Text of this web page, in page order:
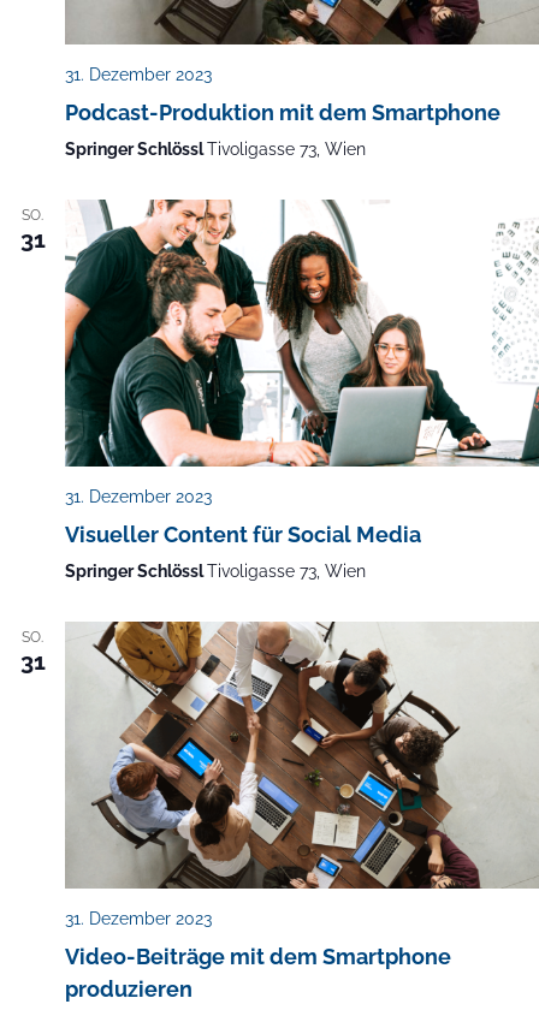
31. Dezember 2023
Podcast-Produktion mit dem Smartphone
Springer SchlösslTivoligasse 73, Wien
SO.
31
31. Dezember 2023
Visueller Content für Social Media
Springer SchlösslTivoligasse 73, Wien
SO.
31
31. Dezember 2023
Video-Beiträge mit dem Smartphone
produzieren